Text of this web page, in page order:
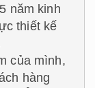
năm kinh
thiết kế
của mình,
hàng